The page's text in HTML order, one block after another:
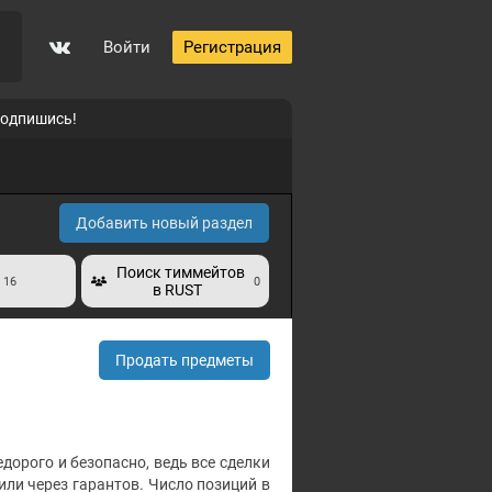
Войти Регистрация
Добавить новый раздел
16
Поиск тиммейтов
в RUST
0
Продать предметы
и безопасно, ведь все сделки
через гарантов. Число позиций в